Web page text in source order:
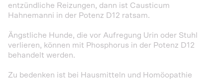
entzündliche Reizungen, dann ist Causticum
Hahnemanni in der Potenz D12 ratsam.
Ängstliche Hunde, die vor Aufregung Urin oder Stuhl
verlieren, können mit Phosphorus in der Potenz D12
behandelt werden.
Zu bedenken ist bei Hausmitteln und Homöopathie